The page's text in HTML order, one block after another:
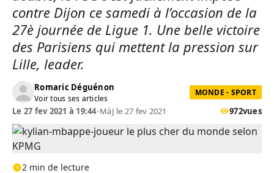
contre Dijon ce samedi à l’occasion de la
27è journée de Ligue 1. Une belle victoire
des Parisiens qui mettent la pression sur
Lille, leader.
Romaric Déguénon
Voir tous ses articles
MONDE - SPORT
Le 27 fev 2021 à 19:44•MàJ le 27 fev 2021 972vues
2 min de lecture